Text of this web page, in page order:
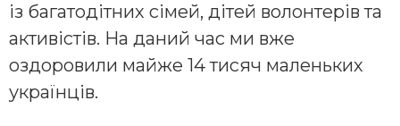
із багатодітних сімей, дітей волонтерів та
активістів. На даний час ми вже
оздоровили майже 14 тисяч маленьких
українців.